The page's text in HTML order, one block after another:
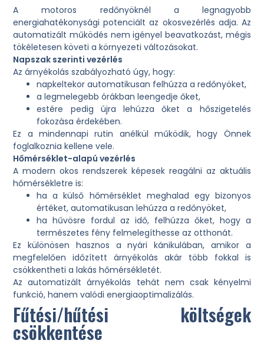
A motoros redőnyöknél a legnagyobb
energiahatékonysági potenciált az okosvezérlés adja. Az
automatizált működés nem igényel beavatkozást, mégis
tökéletesen követi a környezeti változásokat.
Napszak szerinti vezérlés
Az árnyékolás szabályozható úgy, hogy:
napkeltekor automatikusan felhúzza a redőnyöket,
a legmelegebb órákban leengedje őket,
estére pedig újra lehúzza őket a hőszigetelés
fokozása érdekében.
Ez a mindennapi rutin anélkül működik, hogy Önnek
foglalkoznia kellene vele.
Hőmérséklet-alapú vezérlés
A modern okos rendszerek képesek reagálni az aktuális
hőmérsékletre is:
ha a külső hőmérséklet meghalad egy bizonyos
értéket, automatikusan lehúzza a redőnyöket,
ha hűvösre fordul az idő, felhúzza őket, hogy a
természetes fény felmelegíthesse az otthonát.
Ez különösen hasznos a nyári kánikulában, amikor a
megfelelően időzített árnyékolás akár több fokkal is
csökkentheti a lakás hőmérsékletét.
Az automatizált árnyékolás tehát nem csak kényelmi
funkció, hanem valódi energiaoptimalizálás.
Fűtési/hűtési költségek
csökkentése